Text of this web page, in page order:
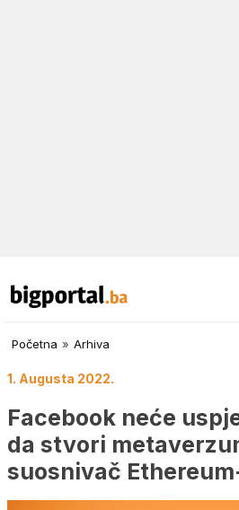
Početna » Arhiva
1. Augusta 2022.
Facebook neće
da stvori
suosnivač